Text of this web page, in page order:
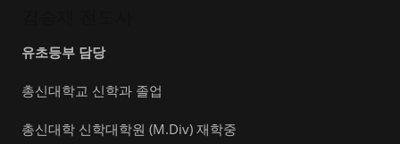
유초등부 담당
총신대학교 신학과 졸업
총신대학 신학대학원 (M.Div) 재학중